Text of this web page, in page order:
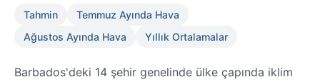
Tahmin
Temmuz Ayında Hava
Ağustos Ayında Hava
Yıllık Ortalamalar
Barbados'deki 14 şehir genelinde ülke çapında iklim